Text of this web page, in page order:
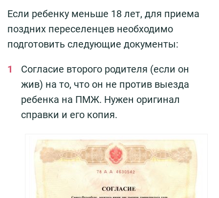
Если ребенку меньше 18 лет, для приема
поздних переселенцев необходимо
подготовить следующие документы:
Согласие второго родителя (если он
жив) на то, что он не против выезда
ребенка на ПМЖ. Нужен оригинал
справки и его копия.